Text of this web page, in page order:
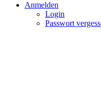
Anmelden
Login
Passwort